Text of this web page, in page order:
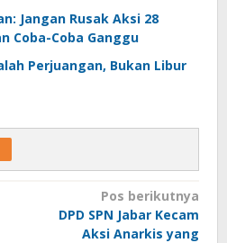
Jangan Rusak Aksi 28
Coba-Coba Ganggu
Perjuangan, Bukan Libur
Pos berikutnya
DPD SPN Jabar Kecam
Aksi Anarkis yang